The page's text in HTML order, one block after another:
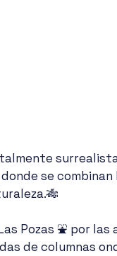
se
Pozas ⛲ por
de columnas